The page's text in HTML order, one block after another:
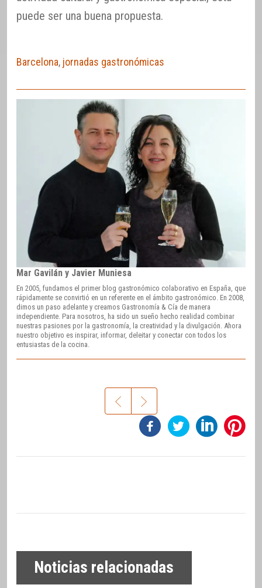
puede ser una buena propuesta.
Barcelona, jornadas gastronómicas
Mar Gavilán y Javier Muniesa
En 2005, fundamos el primer blog gastronómico colaborativo en España, que
rápidamente se convirtió en un referente en el ámbito gastronómico. En 2008,
dimos un paso adelante y creamos Gastronomía & Cía de manera
independiente. Para nosotros, ha sido un sueño hecho realidad combinar
nuestras pasiones por la gastronomía, la creatividad y la divulgación. Ahora
nuestro objetivo es inspirar, informar, deleitar y conectar con todos los
entusiastas de la cocina.
Noticias relacionadas